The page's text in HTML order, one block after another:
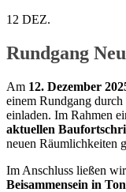
12 DEZ.
Rundgang
Am 12. Dezember
einem Rundgang durch
einladen. Im Rahmen
aktuellen
neuen Räumlichkeiten
Im Anschluss ließen
Beisammensein in